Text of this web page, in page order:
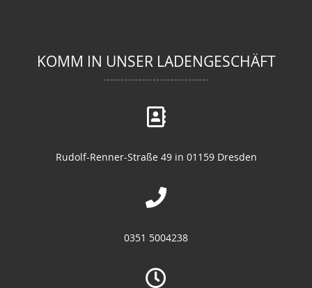
KOMM IN UNSER LADENGESCHÄFT
Rudolf-Renner-Straße 49 in 01159 Dresden
0351 5004238